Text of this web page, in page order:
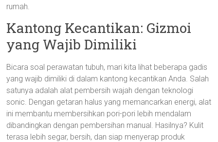
rumah.
Kantong Kecantikan: Gizmoi
yang Wajib Dimiliki
Bicara soal perawatan tubuh, mari kita lihat beberapa gadis
yang wajib dimiliki di dalam kantong kecantikan Anda. Salah
satunya adalah alat pembersih wajah dengan teknologi
sonic. Dengan getaran halus yang memancarkan energi, alat
ini membantu membersihkan pori-pori lebih mendalam
dibandingkan dengan pembersihan manual. Hasilnya? Kulit
terasa lebih segar, bersih, dan siap menyerap produk